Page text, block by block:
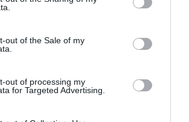
to Google and its third-party tags to
below specified purposes in below Google
out of the Sale of my
out of processing my
for Targeted Advertising.
το αντίθετο αποτέλεσμα από αυτό
ο Αλεξάντρ Γκρούσκο